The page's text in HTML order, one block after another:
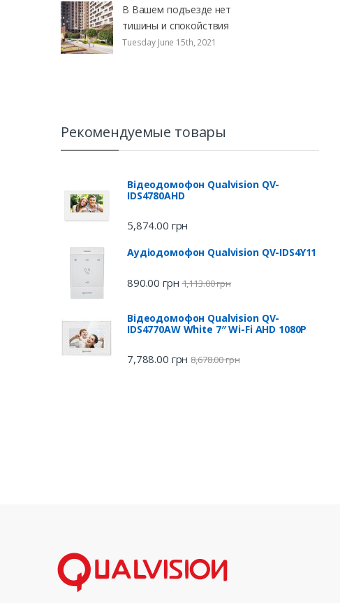
В Вашем подъезде нет
тишины и спокойствия
Tuesday June 15th, 2021
Рекомендуемые товары
Відеодомофон Qualvision QV-
IDS4780AHD
5,874.00 грн
Аудіодомофон Qualvision QV-IDS4Y11
890.00 грн 1,113.00грн
Відеодомофон Qualvision QV-
IDS4770AW White 7″ Wi-Fi AHD 1080P
7,788.00 грн 8,678.00грн